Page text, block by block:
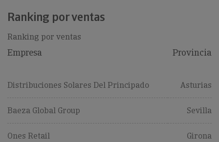
Ranking por ventas
Ranking por ventas
Empresa Provincia
Distribuciones Solares Del Principado Asturias
Baeza Global Group Sevilla
Ones Retail Girona